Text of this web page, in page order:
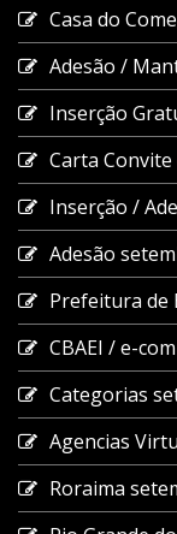
Casa do
Adesão /
Inserção
Carta Convite
Inserção /
Adesão
Prefeitura de
CBAEI / e-com
Categorias
Agencias
Roraima